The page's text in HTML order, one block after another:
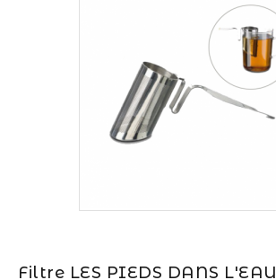
Filtre LES PIEDS DANS L'EAU